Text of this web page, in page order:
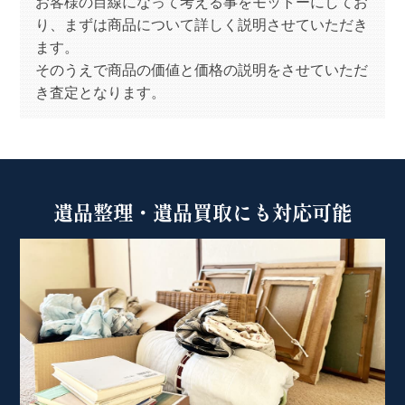
り、まずは商品について詳しく説明させていただき
ます。
そのうえで商品の価値と価格の説明をさせていただ
き査定となります。
遺品整理・遺品買取にも対応可能